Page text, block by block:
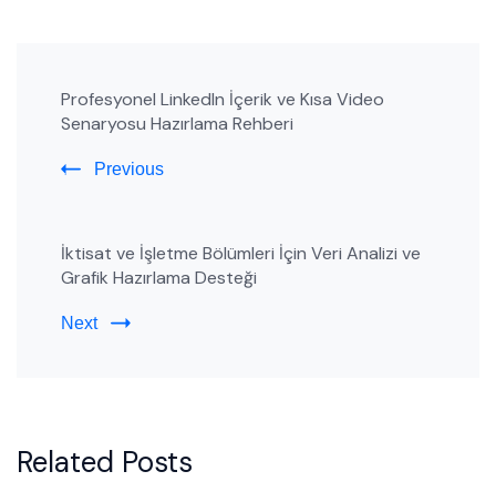
Navigation
Profesyonel LinkedIn İçerik ve Kısa Video
Senaryosu Hazırlama Rehberi
Previous
İktisat ve İşletme Bölümleri İçin Veri Analizi ve
Grafik Hazırlama Desteği
Next
Related Posts